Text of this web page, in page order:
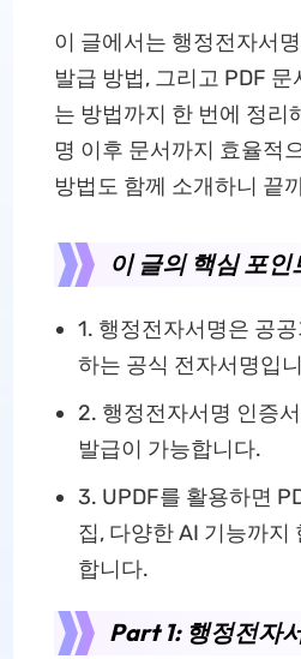
이 글에서는 행정전자서
발급 방법, 그리고 PDF
는 방법까지 한 번에 정리
명 이후 문서까지 효율적
방법도 함께 소개하니 끝
이 글의 핵심 포
1. 행정전자서명은 공
하는 공식 전자서명입
2. 행정전자서명 인증
발급이 가능합니다.
3. UPDF를 활용하면
집, 다양한 AI 기능까지
합니다.
Part 1: 행정전자